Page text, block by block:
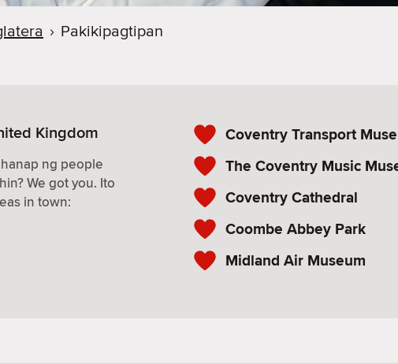
› Pakikipagtipan
Kingdom
ng people
We got you. Ito
in town:
Coventry Transport
The Coventry Music
Coventry Cathedral
Coombe Abbey Park
Midland Air Museum